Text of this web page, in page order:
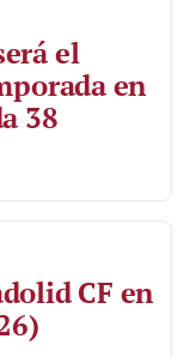
el
en
38
CF en